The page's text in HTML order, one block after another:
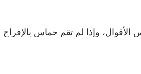
وإذا لم تقم حماس بالإفراج